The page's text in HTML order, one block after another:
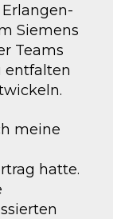
Siemens
Teams
entfalten
meine
hatte.